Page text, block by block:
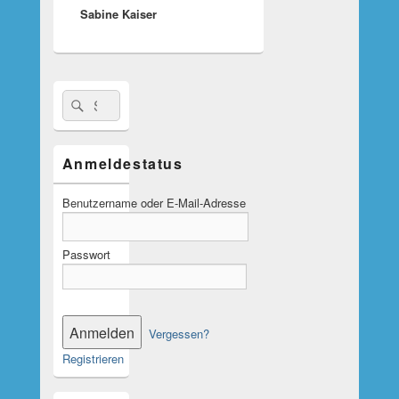
Sabine Kaiser
Suche
nach:
Suchen
Anmeldestatus
Benutzername oder E-Mail-Adresse
Passwort
Vergessen?
Registrieren